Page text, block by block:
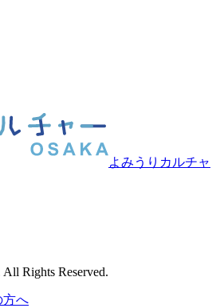
よみうりカルチャ
Rights Reserved.
方へ